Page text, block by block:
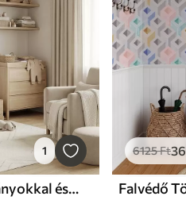
1
Falvédő Cuki minta bárányokkal és kis szívekkel
6125Ft
Falvédő